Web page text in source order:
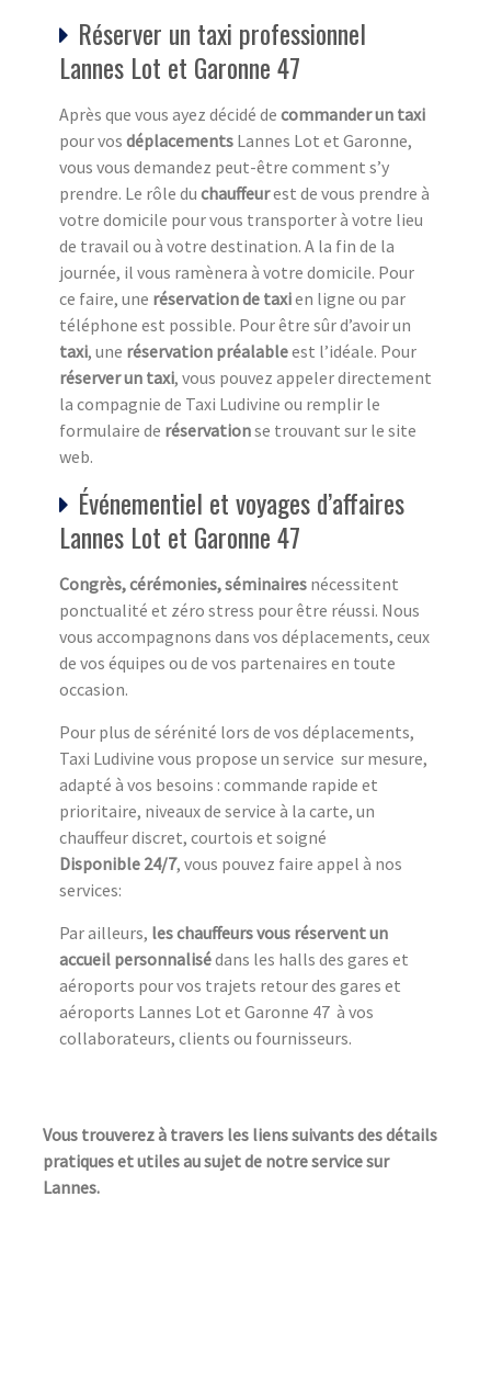
Réserver un taxi professionnel
Lannes Lot et Garonne 47
Après que vous ayez décidé de commander un taxi
pour vos déplacements Lannes Lot et Garonne,
vous vous demandez peut-être comment s’y
prendre. Le rôle du chauffeurest de vous prendre à
votre domicile pour vous transporter à votre lieu
de travail ou à votre destination. A la fin de la
journée, il vous ramènera à votre domicile. Pour
ce faire, une réservation de taxien ligne ou par
téléphone est possible. Pour être sûr d’avoir un
taxi, une réservation préalableest l’idéale. Pour
réserver un taxi, vous pouvez appeler directement
la compagnie de Taxi Ludivine ou remplir le
formulaire de réservationse trouvant sur le site
web.
Événementiel et voyages d’affaires
Lannes Lot et Garonne 47
Congrès, cérémonies, séminaires nécessitent
ponctualité et zéro stress pour être réussi. Nous
vous accompagnons dans vos déplacements, ceux
de vos équipes ou de vos partenaires en toute
occasion.
Pour plus de sérénité lors de vos déplacements,
Taxi Ludivine vous propose un service sur mesure,
adapté à vos besoins : commande rapide et
prioritaire, niveaux de service à la carte, un
chauffeur discret, courtois et soigné
Disponible 24/7, vous pouvez faire appel à nos
services:
Par ailleurs, les chauffeurs vous réservent un
accueil personnalisédans les halls des gares et
aéroports pour vos trajets retour des gares et
aéroports Lannes Lot et Garonne 47 à vos
collaborateurs, clients ou fournisseurs.
Vous trouverez à travers les liens suivants des détails
pratiques et utiles au sujet de notre service sur
Lannes.